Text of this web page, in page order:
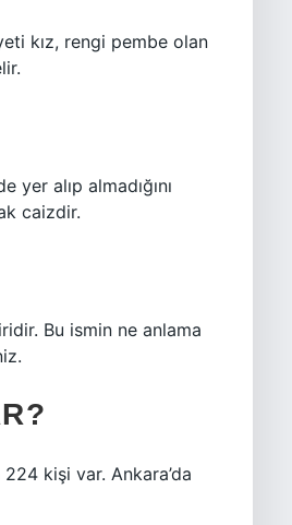
kız, rengi pembe olan
yer alıp almadığını
caizdir.
Bu ismin ne anlama
kişi var. Ankara’da